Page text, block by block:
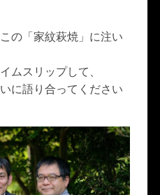
の「家紋萩焼」に注い
ムスリップして、
に語り合ってください